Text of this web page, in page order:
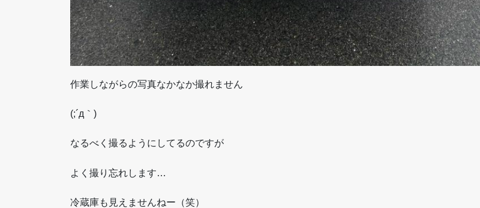
作業しながらの写真なかなか撮れません
(;´д｀)
なるべく撮るようにしてるのですが
よく撮り忘れします…
冷蔵庫も見えませんねー（笑）